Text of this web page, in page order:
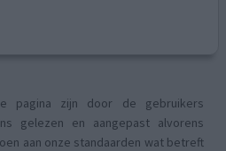
pagina zijn door de gebruikers
gelezen en aangepast alvorens
aan onze standaarden wat betreft